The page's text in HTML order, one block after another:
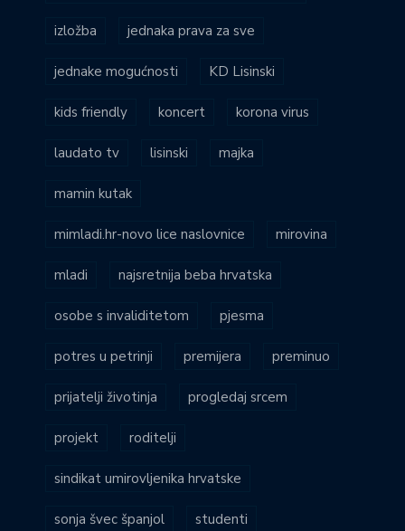
izložba jednaka prava za sve
jednake mogućnosti KD Lisinski
kids friendly koncert korona virus
laudato tv lisinski majka
mamin kutak
mimladi.hr-novo lice naslovnice mirovina
mladi najsretnija beba hrvatska
osobe s invaliditetom pjesma
potres u petrinji premijera preminuo
prijatelji životinja progledaj srcem
projekt roditelji
sindikat umirovljenika hrvatske
sonja švec španjol studenti